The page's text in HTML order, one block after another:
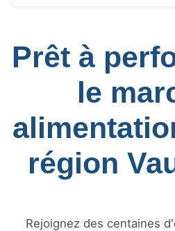
Prêt à
le
région
Rejoignez des centaines